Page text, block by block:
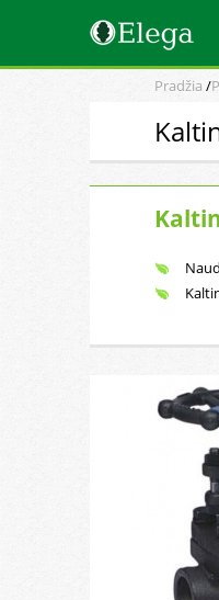
Pradžia /